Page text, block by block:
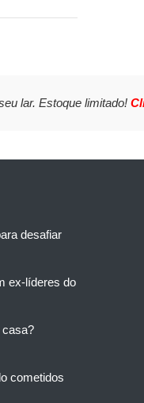
lar. Estoque limitado!
desafiar
ex-líderes do
cometidos